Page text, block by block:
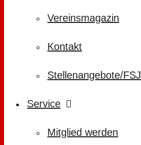
Vereinsmagazin
Kontakt
Stellenangebote/FSJ
Service
Mitglied werden